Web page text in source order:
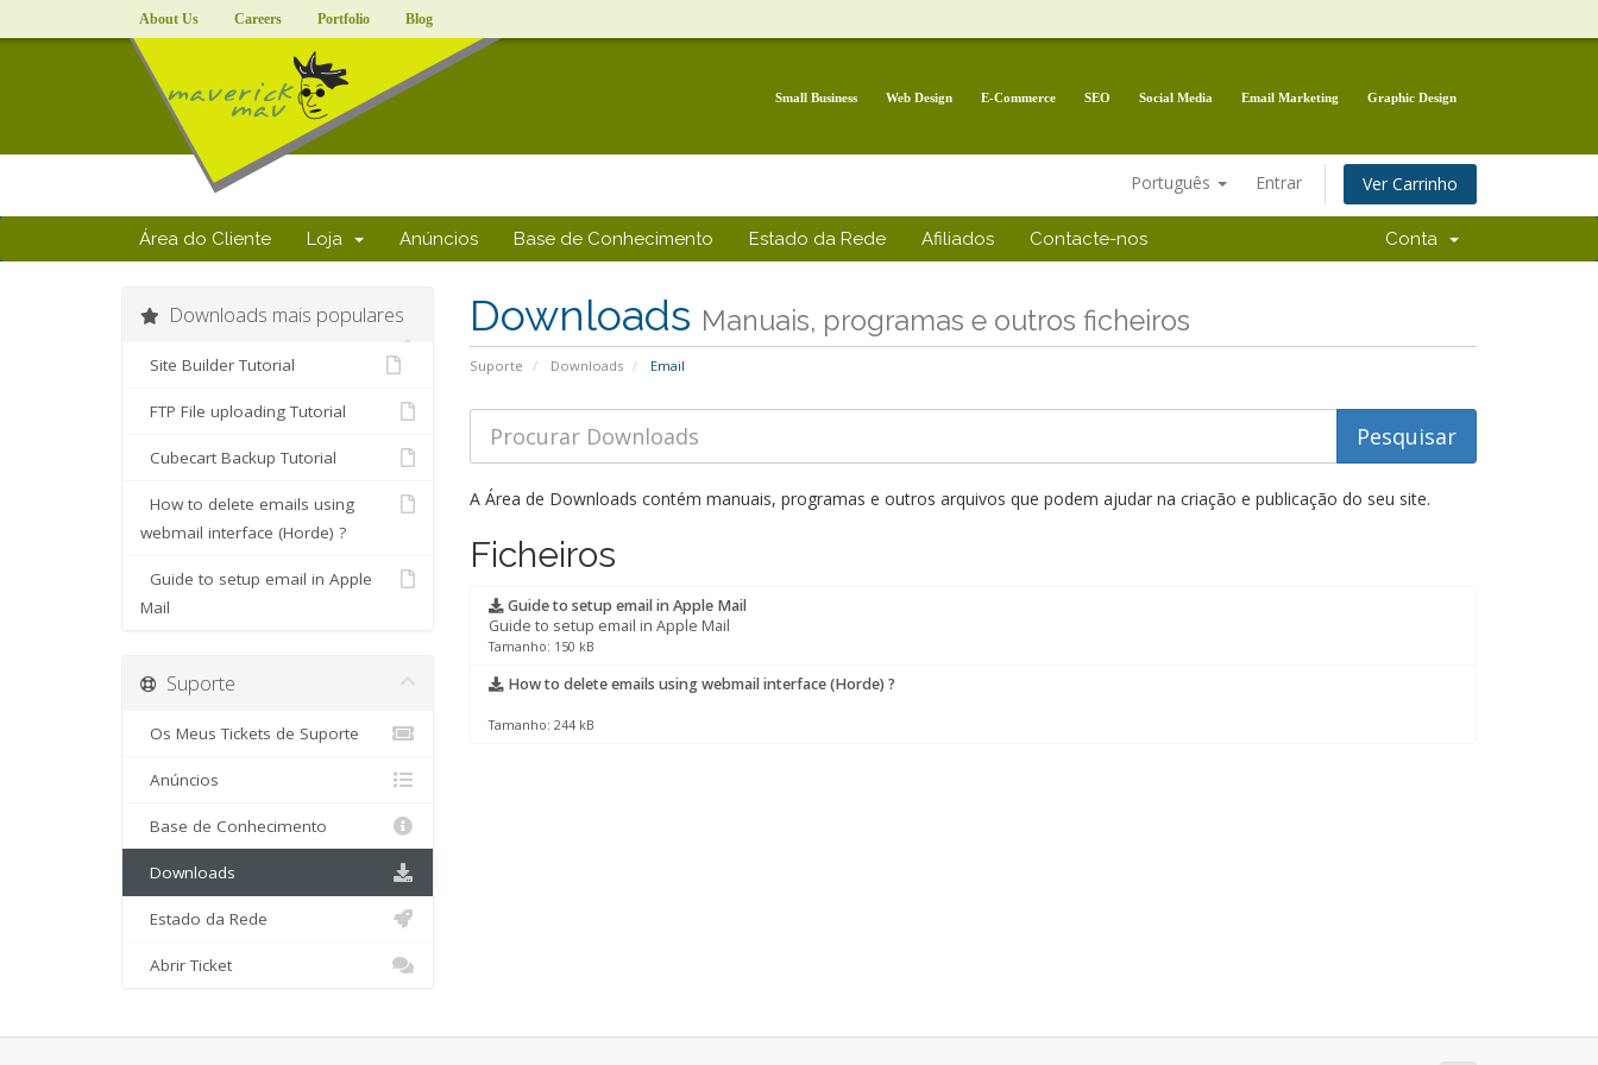
About Us Careers Portfolio Blog
Small Business Web Design E-Commerce SEO Social Media Email Marketing Graphic Design
Português Entrar Ver Carrinho
Área do Cliente Loja Anúncios Base de Conhecimento Estado da Rede Afiliados Contacte-nos Conta
Downloads Manuais, programas e outros ficheiros
Suporte Downloads Email
A Área de Downloads contém manuais, programas e outros arquivos que podem ajudar na criação e publicação do seu site.
Ficheiros
Guide to setup email in Apple Mail
Guide to setup email in Apple Mail
Tamanho: 150 kB
How to delete emails using webmail interface (Horde) ?
Tamanho: 244 kB
Downloads mais populares
Site Builder Tutorial
FTP File uploading Tutorial
Cubecart Backup Tutorial
How to delete emails using
webmail interface (Horde) ?
Guide to setup email in Apple
Mail
Suporte
Os Meus Tickets de Suporte
Anúncios
Base de Conhecimento
Downloads
Estado da Rede
Abrir Ticket